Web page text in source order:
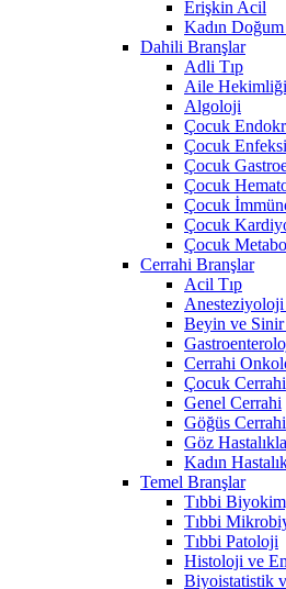
Erişkin Acil
Kadın
Dahili Branşlar
Adli Tıp
Aile Hekimliği
Algoloji
Çocuk
Çocuk
Çocuk
Çocuk
Çocuk
Çocuk
Çocuk
Cerrahi Branşlar
Acil Tıp
Beyin ve Sinir
Cerrahi
Çocuk Cerrahi
Genel Cerrahi
Göğüs Cerrahi
Göz
Kadın
Temel Branşlar
Tıbbi
Tıbbi
Tıbbi Patoloji
Histoloji ve
Biyoistatistik